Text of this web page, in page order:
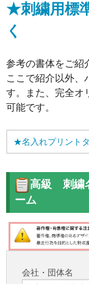
★刺繍用標
く
参考の書体をご紹
ここで紹介以外、
す。また、完全オ
可能です。
★名入れプリント
高級 刺繍
ーム
会社・団体名